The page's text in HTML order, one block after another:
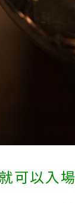
可以入場